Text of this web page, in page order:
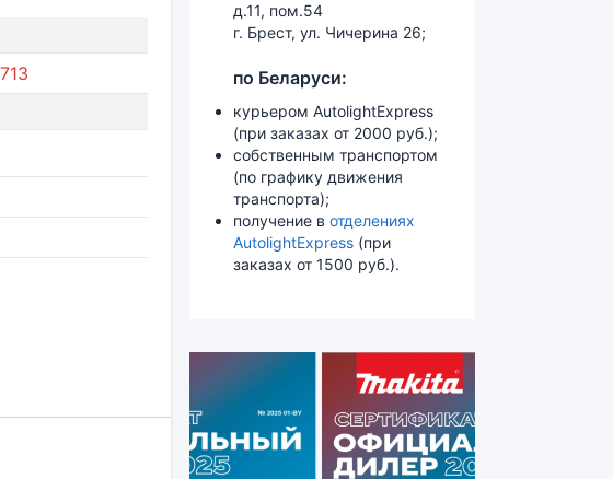
д.11, пом.54
г. Брест, ул. Чичерина 26;
по Беларуси:
курьером AutolightExpress
(при заказах от 2000 руб.);
собственным транспортом
(по графику движения
транспорта);
получение в отделениях
AutolightExpress (при
заказах от 1500 руб.).